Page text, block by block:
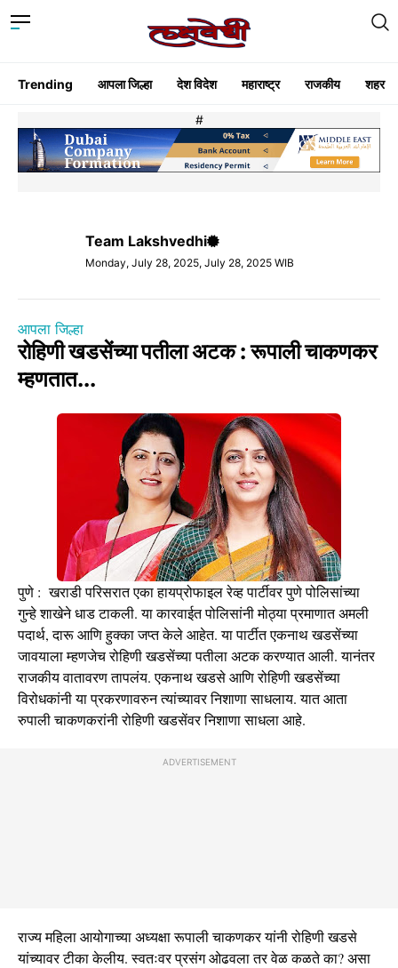
Trending आपला जिल्हा देश विदेश महाराष्ट्र राजकीय शहर
#
Team Lakshvedhi
Monday, July 28, 2025, July 28, 2025 WIB
आपला जिल्हा
रोहिणी खडसेंच्या पतीला अटक : रूपाली चाकणकर
म्हणतात...
पुणे : खराडी परिसरात एका हायप्रोफाइल रेव्ह पार्टीवर पुणे पोलिसांच्या
गुन्हे शाखेने धाड टाकली. या कारवाईत पोलिसांनी मोठ्या प्रमाणात अमली
पदार्थ, दारू आणि हुक्का जप्त केले आहेत. या पार्टीत एकनाथ खडसेंच्या
जावयाला म्हणजेच रोहिणी खडसेंच्या पतीला अटक करण्यात आली. यानंतर
राजकीय वातावरण तापलंय. एकनाथ खडसे आणि रोहिणी खडसेंच्या
विरोधकांनी या प्रकरणावरुन त्यांच्यावर निशाणा साधलाय. यात आता
रुपाली चाकणकरांनी रोहिणी खडसेंवर निशाणा साधला आहे.
ADVERTISEMENT
राज्य महिला आयोगाच्या अध्यक्षा रूपाली चाकणकर यांनी रोहिणी खडसे
यांच्यावर टीका केलीय. स्वतःवर प्रसंग ओढवला तर वेळ कळते का? असा